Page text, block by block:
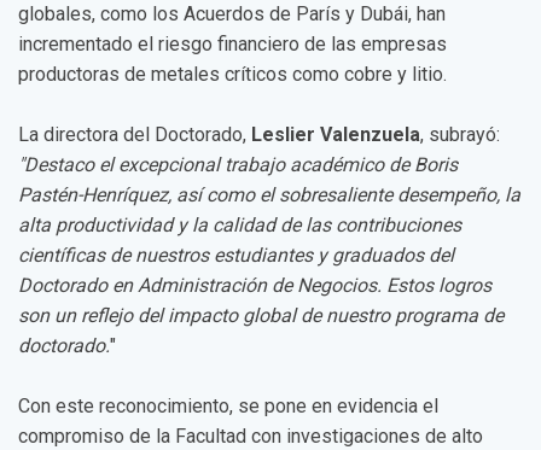
globales, como los Acuerdos de París y Dubái, han
incrementado el riesgo financiero de las empresas
productoras de metales críticos como cobre y litio.
La directora del Doctorado, Leslier Valenzuela, subrayó:
"Destaco el excepcional trabajo académico de Boris
Pastén-Henríquez, así como el sobresaliente desempeño, la
alta productividad y la calidad de las contribuciones
científicas de nuestros estudiantes y graduados del
Doctorado en Administración de Negocios. Estos logros
son un reflejo del impacto global de nuestro programa de
doctorado."
Con este reconocimiento, se pone en evidencia el
compromiso de la Facultad con investigaciones de alto